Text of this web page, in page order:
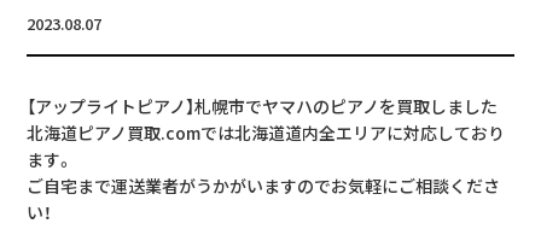
2023.08.07
【アップライトピアノ】札幌市でヤマハのピアノを買取しました
北海道ピアノ買取.comでは北海道道内全エリアに対応しており
ます。
ご自宅まで運送業者がうかがいますのでお気軽にご相談くださ
い！